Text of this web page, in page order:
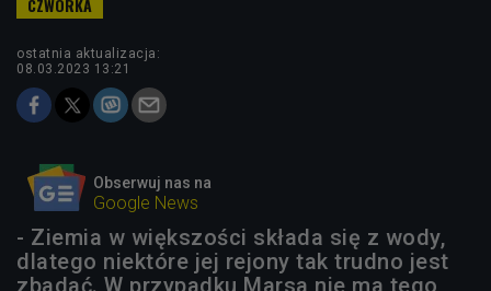
ostatnia aktualizacja:
08.03.2023 13:21
Obserwuj nas na
Google News
- Ziemia w większości składa się z wody,
dlatego niektóre jej rejony tak trudno jest
zbadać. W przypadku Marsa nie ma tego